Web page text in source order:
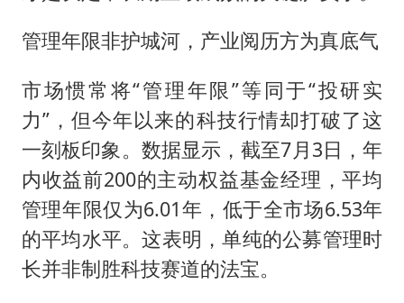
管理年限非护城河，产业阅历方为真底气
市场惯常将“管理年限”等同于“投研实
力”，但今年以来的科技行情却打破了这
一刻板印象。数据显示，截至7月3日，年
内收益前200的主动权益基金经理，平均
管理年限仅为6.01年，低于全市场6.53年
的平均水平。这表明，单纯的公募管理时
长并非制胜科技赛道的法宝。